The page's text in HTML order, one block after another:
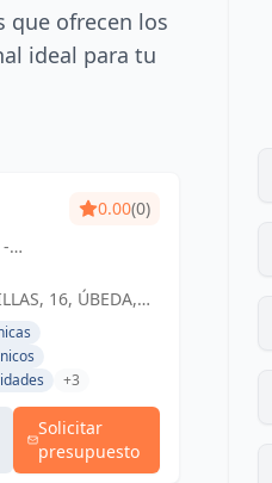
que ofrecen los
ideal para tu
0.00(0)
16, ÚBEDA,
+3
Solicitar
presupuesto